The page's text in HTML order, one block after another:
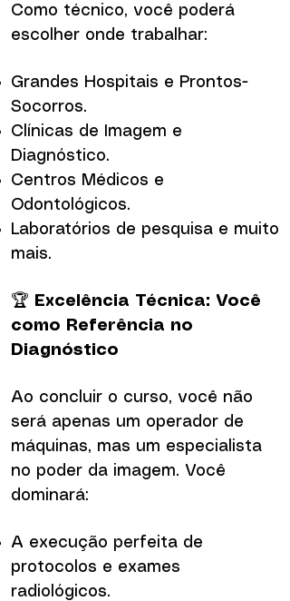
Como técnico, você poderá
escolher onde trabalhar:
Grandes Hospitais e Prontos-
Socorros.
Clínicas de Imagem e
Diagnóstico.
Centros Médicos e
Odontológicos.
Laboratórios de pesquisa e muito
mais.
🏆
Excelência Técnica: Você
como Referência no
Diagnóstico
Ao concluir o curso, você não
será apenas um operador de
máquinas, mas um especialista
no poder da imagem. Você
dominará:
A execução perfeita de
protocolos e exames
radiológicos.